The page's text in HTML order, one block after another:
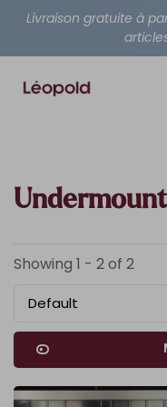
Livraison gratuite à
Undermount
Showing 1 - 2 of 2
Default